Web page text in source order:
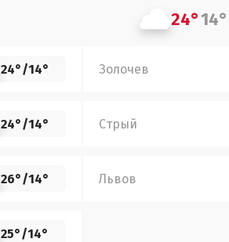
24°14°
24°/14° Золочев
24°/14° Стрый
26°/14° Львов
25°/14°